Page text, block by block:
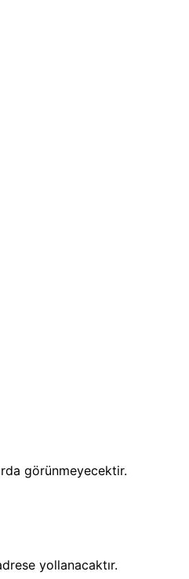
görünmeyecektir.
yollanacaktır.